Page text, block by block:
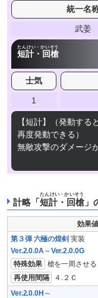
統一名
武姜
短計・回槍
たんけい・かいそう
士気
1
【短計】（発動する
再度発動できる）
無敵攻撃のダメージ
計略「短計・回槍
たんけい・かいそう
」
効果値
第３弾 六極の煌剣 実装
Ver.2.0.0A ～Ver.2.0.0G
特殊効果
槍を一周させる
再使用間隔
４.２Ｃ
Ver.2.0.0H ～